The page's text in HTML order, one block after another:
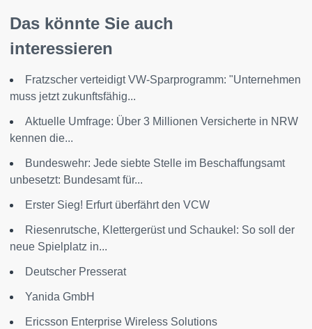
Das könnte Sie auch
interessieren
Fratzscher verteidigt VW-Sparprogramm: "Unternehmen
muss jetzt zukunftsfähig...
Aktuelle Umfrage: Über 3 Millionen Versicherte in NRW
kennen die...
Bundeswehr: Jede siebte Stelle im Beschaffungsamt
unbesetzt: Bundesamt für...
Erster Sieg! Erfurt überfährt den VCW
Riesenrutsche, Klettergerüst und Schaukel: So soll der
neue Spielplatz in...
Deutscher Presserat
Yanida GmbH
Ericsson Enterprise Wireless Solutions